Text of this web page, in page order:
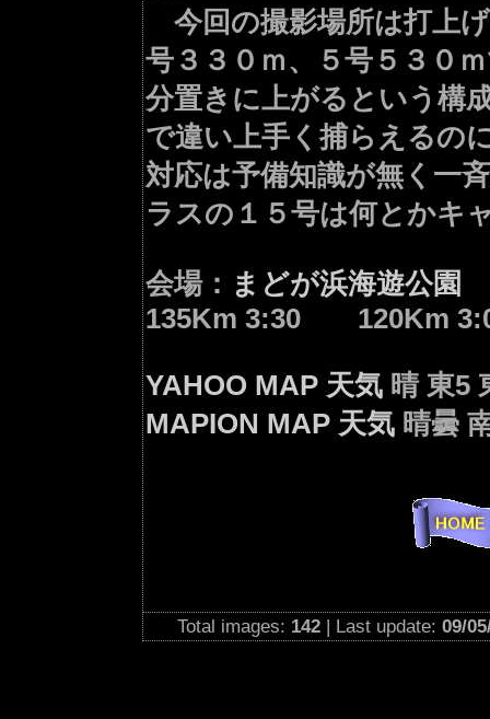
今回の撮影場所は打上
号３３０ｍ、５号５３０
分置きに上がるという構
で違い上手く捕らえるの
対応は予備知識が無く一
ラスの１５号は何とかキ
会場： まどが浜海遊公園
135Km 3:30 120Km
YAHOO MAP 天気 晴 東5
MAPION MAP 天気 晴曇
Total images: 142| Last update: 09/